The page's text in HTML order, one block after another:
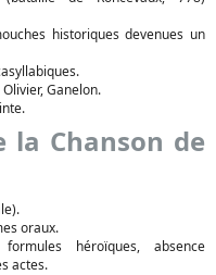
historiques devenues un
Ganelon.
la Chanson de
oraux.
héroïques, absence
actes.